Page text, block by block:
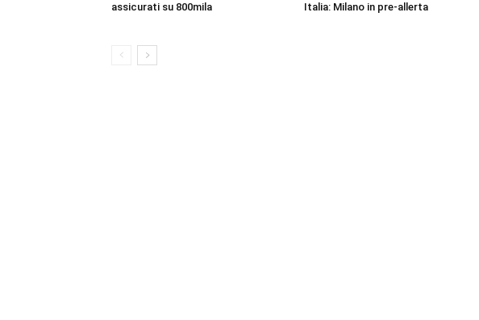
assicurati su 800mila
Italia: Milano in pre-allerta